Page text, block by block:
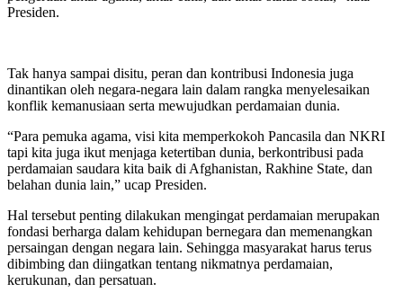
Presiden.
Tak hanya sampai disitu, peran dan kontribusi Indonesia juga
dinantikan oleh negara-negara lain dalam rangka menyelesaikan
konflik kemanusiaan serta mewujudkan perdamaian dunia.
“Para pemuka agama, visi kita memperkokoh Pancasila dan NKRI
tapi kita juga ikut menjaga ketertiban dunia, berkontribusi pada
perdamaian saudara kita baik di Afghanistan, Rakhine State, dan
belahan dunia lain,” ucap Presiden.
Hal tersebut penting dilakukan mengingat perdamaian merupakan
fondasi berharga dalam kehidupan bernegara dan memenangkan
persaingan dengan negara lain. Sehingga masyarakat harus terus
dibimbing dan diingatkan tentang nikmatnya perdamaian,
kerukunan, dan persatuan.